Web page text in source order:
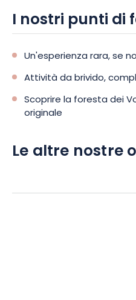
I nostri punti di
Un'esperienza rara, se
Attività da brivido,
Scoprire la foresta dei
originale
Le altre nostre